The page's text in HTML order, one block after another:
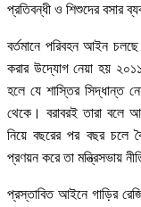
প্রতিবন্ধী ও শিশুদের বসার
বর্তমানে পরিবহন আইন
করার উদ্যোগ নেয়া হয়
হলে যে শাস্তির সিদ্ধান্ত
থেকে। বরাবরই তারা বলে
নিয়ে বছরের পর বছর চলে
প্রণয়ন করে তা মন্ত্রিসভায়
প্রস্তাবিত আইনে গাড়ির